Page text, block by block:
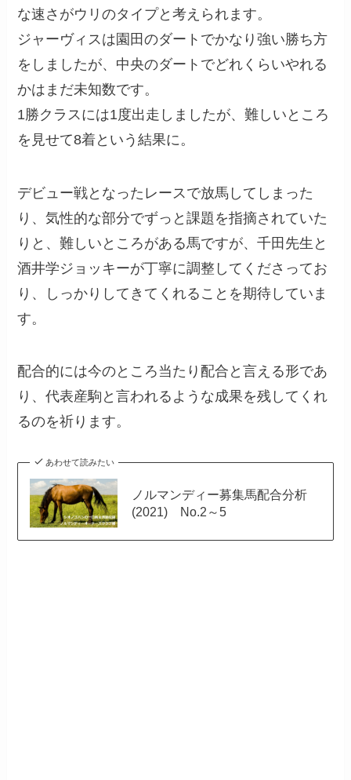
な速さがウリのタイプと考えられます。
ジャーヴィスは園田のダートでかなり強い勝ち方
をしましたが、中央のダートでどれくらいやれる
かはまだ未知数です。
1勝クラスには1度出走しましたが、難しいところ
を見せて8着という結果に。
デビュー戦となったレースで放馬してしまった
り、気性的な部分でずっと課題を指摘されていた
りと、難しいところがある馬ですが、千田先生と
酒井学ジョッキーが丁寧に調整してくださってお
り、しっかりしてきてくれることを期待していま
す。
配合的には今のところ当たり配合と言える形であ
り、代表産駒と言われるような成果を残してくれ
るのを祈ります。
あわせて読みたい
ノルマンディー募集馬配合分析
(2021) No.2～5